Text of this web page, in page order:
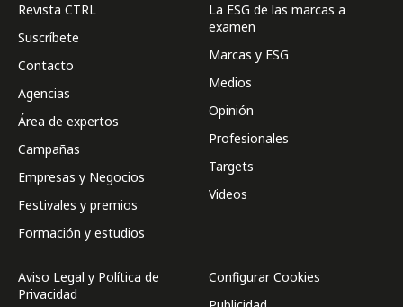
Revista CTRL
Suscríbete
Contacto
Agencias
Área de expertos
Campañas
Empresas y Negocios
Festivales y premios
Formación y estudios
La ESG de las marcas a
examen
Marcas y ESG
Medios
Opinión
Profesionales
Targets
Videos
Aviso Legal y Política de
Privacidad
Configurar Cookies